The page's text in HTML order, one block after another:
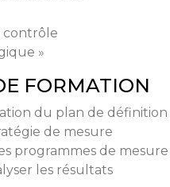
contrôle
»
FORMATION
du plan de définition
de mesure
programmes de mesure
les résultats